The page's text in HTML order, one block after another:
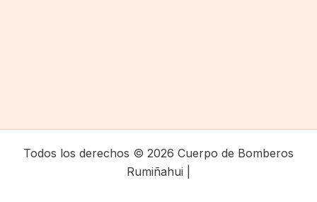
Todos los derechos © 2026 Cuerpo de Bomberos
Rumiñahui |